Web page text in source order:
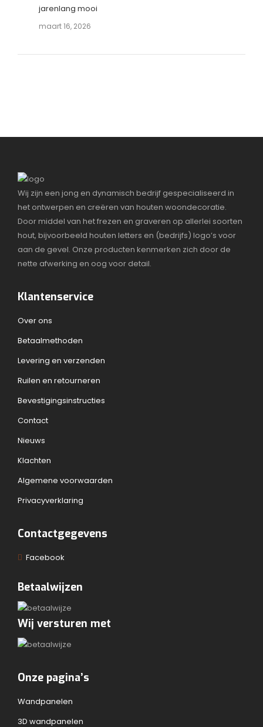
jarenlang mooi
maart 16, 2026
Wij zijn een jong en dynamisch bedrijf gespecialiseerd in
het ontwerpen en creëren van houten woondecoratie.
Door middel van het frezen en graveren op allerlei soorten
hout, bijvoorbeeld houten letters en (bedrijfs) logo’s voor
aan de gevel. Onze producten kenmerken zich door de
nette afwerking en oog voor detail.
Klantenservice
Over ons
Betaalmethoden
Levering en verzenden
Ruilen en retourneren
Bevestigingsinstructies
Contact
Nieuws
Klachten
Algemene voorwaarden
Privacyverklaring
Contactgegevens
Facebook
Betaalwijzen
Wij versturen met
Onze pagina’s
Wandpanelen
3D wandpanelen